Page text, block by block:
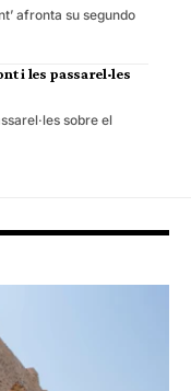
afronta su segundo
i les passarel·les
sobre el